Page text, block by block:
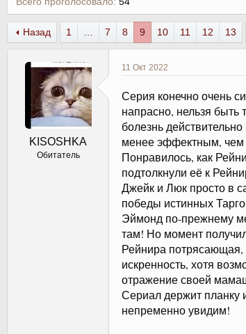
Назад 1 7 8 9 10 11 12 13
KISOSHKA
Обитатель
11 Окт 2022
Серия конечно очень
напрасно, нельзя
болезнь
менее эффектным, чем
Понравилось, как
подтолкнули её к
Джейк и Люк просто в
победы истинных
Эймонд по-прежнему
там! Но момент
Рейнира потрясающая,
искренность, хотя
отражение своей
Сериал держит планку
непременно увидим!